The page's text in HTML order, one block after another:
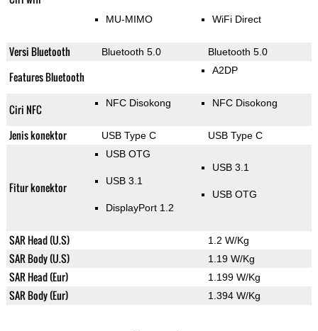
MU-MIMO WiFi Direct
Versi Bluetooth Bluetooth 5.0 Bluetooth 5.0
Features Bluetooth A2DP
Ciri NFC NFC Disokong NFC Disokong
Jenis konektor USB Type C USB Type C
Fitur konektor
USB OTG
USB 3.1
DisplayPort 1.2
USB 3.1
USB OTG
SAR Head (U.S) 1.2 W/Kg
SAR Body (U.S) 1.19 W/Kg
SAR Head (Eur) 1.199 W/Kg
SAR Body (Eur) 1.394 W/Kg